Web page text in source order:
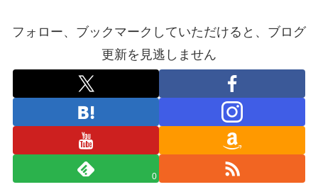
フォロー、ブックマークしていただけると、ブログ
更新を見逃しません
0